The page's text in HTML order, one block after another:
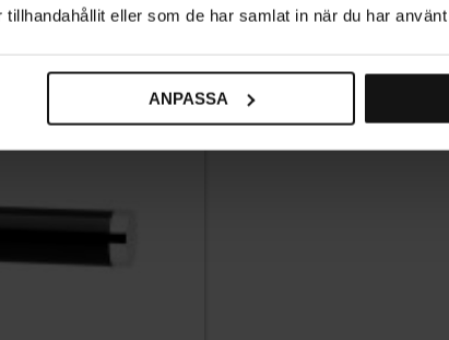
eller som de har samlat in när du har
ANPASSA